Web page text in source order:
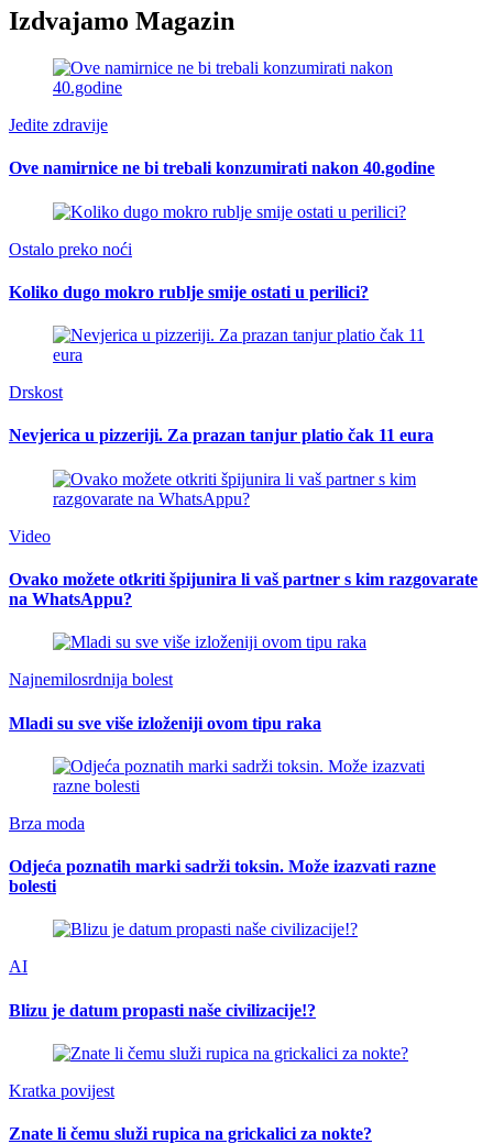
Izdvajamo Magazin
Jedite zdravije
Ove namirnice ne bi trebali konzumirati nakon 40.godine
Ostalo preko noći
Koliko dugo mokro rublje smije ostati u perilici?
Drskost
Nevjerica u pizzeriji. Za prazan tanjur platio čak 11 eura
Video
Ovako možete otkriti špijunira li vaš partner s kim razgovarate
na WhatsAppu?
Najnemilosrdnija bolest
Mladi su sve više izloženiji ovom tipu raka
Brza moda
Odjeća poznatih marki sadrži toksin. Može izazvati razne
bolesti
AI
Blizu je datum propasti naše civilizacije!?
Kratka povijest
Znate li čemu služi rupica na grickalici za nokte?